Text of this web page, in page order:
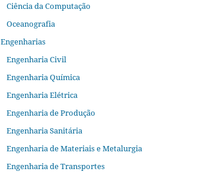
Ciência da Computação
Oceanografia
Engenharias
Engenharia Civil
Engenharia Química
Engenharia Elétrica
Engenharia de Produção
Engenharia Sanitária
Engenharia de Materiais e Metalurgia
Engenharia de Transportes